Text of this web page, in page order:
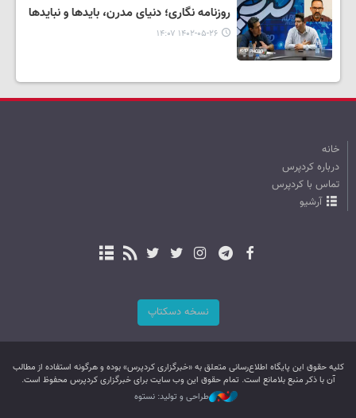
روزنامه نگاری؛ دنیای مدرن، بایدها و نبایدها
۱۴۰۲-۰۵-۲۶ ۱۴:۰۷
خانه
درباره کردپرس
تماس با کردپرس
آرشیو
نسخه دسکتاپ
کليه حقوق اين پایگاه اطلاع‌رسانی متعلق به «خبرگزاری کردپرس» بوده و هرگونه استفاده از مطالب
آن با ذکر منبع بلامانع است. تمام حقوق این وب سایت برای خبرگزاری کردپرس محفوظ است.
طراحی و تولید: نستوه